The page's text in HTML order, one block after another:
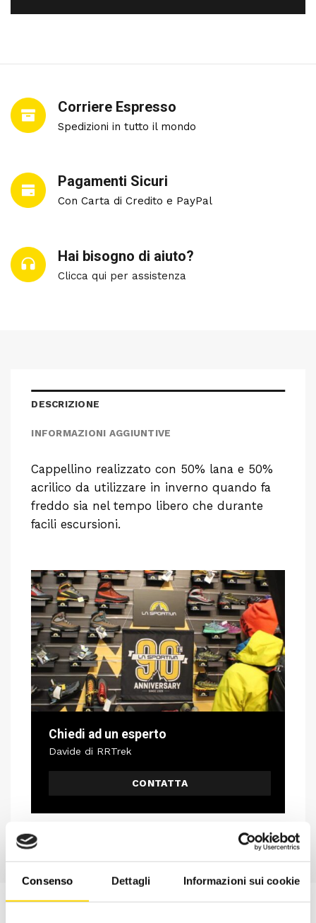
Consenso Dettagli Informazioni sui cookie
Corriere Espresso
Spedizioni in tutto il mondo
Pagamenti Sicuri
Con Carta di Credito e PayPal
Hai bisogno di aiuto?
Clicca qui per assistenza
Chiedi ad un esperto
Davide di RRTrek
CONTATTA
DESCRIZIONE
INFORMAZIONI AGGIUNTIVE
Cappellino realizzato con 50% lana e 50%
acrilico da utilizzare in inverno quando fa
freddo sia nel tempo libero che durante
facili escursioni.